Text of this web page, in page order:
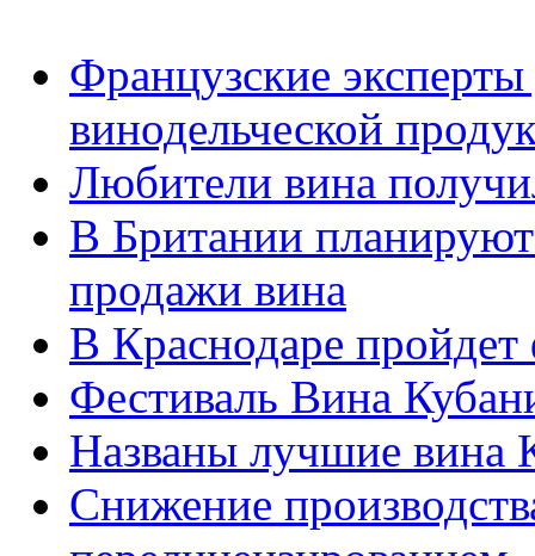
Французские
винодельческой
Любители вина
В Британии
продажи вина
В Краснодаре
Фестиваль Вина
Названы лучшие вина
Снижение